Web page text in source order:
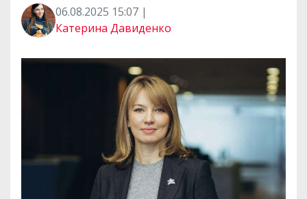
06.08.2025 15:07 |
Катерина Давиденко